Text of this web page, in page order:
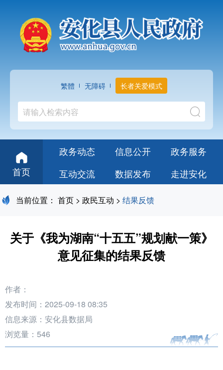
繁體 无障碍 长者关爱模式
首页
政务动态 信息公开
政务服务
互动交流
数据发布 走进安化
当前位置： 首页 > 政民互动 > 结果反馈
关于《我为湖南“十五五”规划献一策》
意见征集的结果反馈
作者：
发布时间：2025-09-18 08:35
信息来源：安化县数据局
浏览量： 546